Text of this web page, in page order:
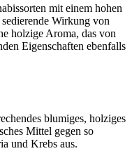
mit einem hohen
Wirkung von
holzige Aroma, das von
Eigenschaften ebenfalls
blumiges, holziges
Mittel gegen so
und Krebs aus.